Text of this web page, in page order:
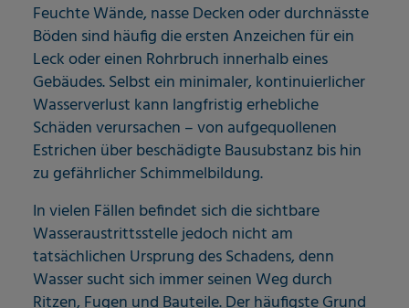
Feuchte Wände, nasse Decken oder durchnässte
Böden sind häufig die ersten Anzeichen für ein
Leck oder einen Rohrbruch innerhalb eines
Gebäudes. Selbst ein minimaler, kontinuierlicher
Wasserverlust kann langfristig erhebliche
Schäden verursachen – von aufgequollenen
Estrichen über beschädigte Bausubstanz bis hin
zu gefährlicher Schimmelbildung.
In vielen Fällen befindet sich die sichtbare
Wasseraustrittsstelle jedoch nicht am
tatsächlichen Ursprung des Schadens, denn
Wasser sucht sich immer seinen Weg durch